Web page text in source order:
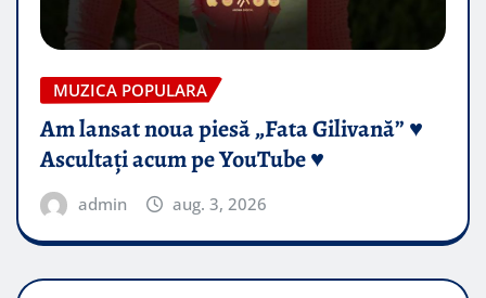
MUZICA POPULARA
Am lansat noua piesă „Fata Gilivană” ♥️
Ascultați acum pe YouTube ♥️
admin aug. 3, 2026